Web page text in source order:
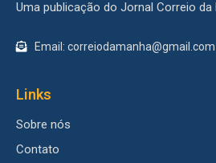
Uma publicação do Jornal Correio da
Email: correiodamanha@gmail.com
Links
Sobre nós
Contato